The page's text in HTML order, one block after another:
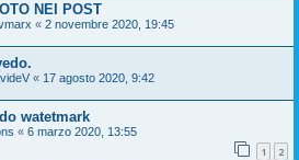
NEI POST
« 2 novembre 2020, 19:45
« 17 agosto 2020, 9:42
watetmark
« 6 marzo 2020, 13:55
1 2